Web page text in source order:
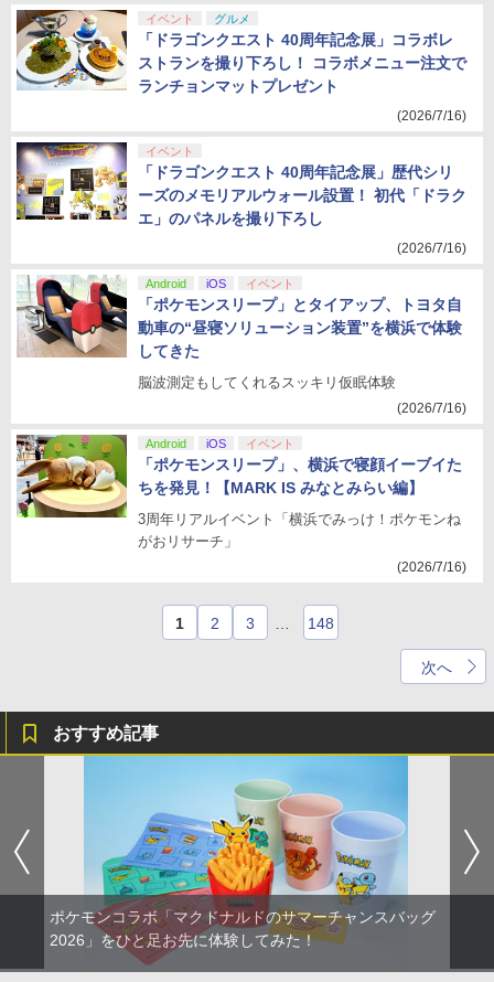
イベント グルメ
「ドラゴンクエスト 40周年記念展」コラボレ
ストランを撮り下ろし！ コラボメニュー注文で
ランチョンマットプレゼント
(2026/7/16)
イベント
「ドラゴンクエスト 40周年記念展」歴代シリ
ーズのメモリアルウォール設置！ 初代「ドラク
エ」のパネルを撮り下ろし
(2026/7/16)
Android iOS イベント
「ポケモンスリープ」とタイアップ、トヨタ自
動車の“昼寝ソリューション装置”を横浜で体験
してきた
脳波測定もしてくれるスッキリ仮眠体験
(2026/7/16)
Android iOS イベント
「ポケモンスリープ」、横浜で寝顔イーブイた
ちを発見！【MARK IS みなとみらい編】
3周年リアルイベント「横浜でみっけ！ポケモンね
がおリサーチ」
(2026/7/16)
1 2 3 148
次へ
おすすめ記事
ポケモンコラボ「マクドナルドのサマーチャンスバッグ
2026」をひと足お先に体験してみた！